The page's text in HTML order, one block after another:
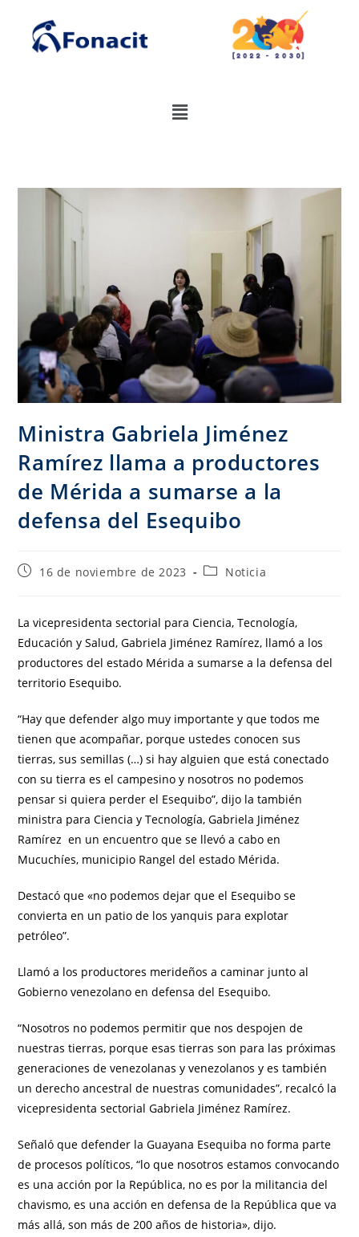
Ministra Gabriela Jiménez
Ramírez llama a productores
de Mérida a sumarse a la
defensa del Esequibo
16 de noviembre de 2023 Noticia
La vicepresidenta sectorial para Ciencia, Tecnología,
Educación y Salud, Gabriela Jiménez Ramírez, llamó a los
productores del estado Mérida a sumarse a la defensa del
territorio Esequibo.
“Hay que defender algo muy importante y que todos me
tienen que acompañar, porque ustedes conocen sus
tierras, sus semillas (…) si hay alguien que está conectado
con su tierra es el campesino y nosotros no podemos
pensar si quiera perder el Esequibo”, dijo la también
ministra para Ciencia y Tecnología, Gabriela Jiménez
Ramírez en un encuentro que se llevó a cabo en
Mucuchíes, municipio Rangel del estado Mérida.
Destacó que «no podemos dejar que el Esequibo se
convierta en un patio de los yanquis para explotar
petróleo”.
Llamó a los productores merideños a caminar junto al
Gobierno venezolano en defensa del Esequibo.
“Nosotros no podemos permitir que nos despojen de
nuestras tierras, porque esas tierras son para las próximas
generaciones de venezolanas y venezolanos y es también
un derecho ancestral de nuestras comunidades”, recalcó la
vicepresidenta sectorial Gabriela Jiménez Ramírez.
Señaló que defender la Guayana Esequiba no forma parte
de procesos políticos, “lo que nosotros estamos convocando
es una acción por la República, no es por la militancia del
chavismo, es una acción en defensa de la República que va
más allá, son más de 200 años de historia», dijo.